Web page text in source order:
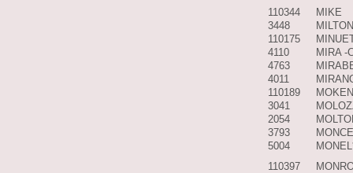
110344
MIKE
3448
110175
4110
MIRA -
4763
4011
110189
3041
2054
3793
5004
110397